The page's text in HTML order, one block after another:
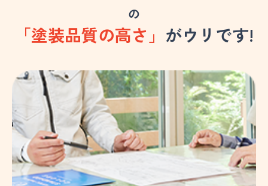
の
「塗装品質の高さ」 がウリです!